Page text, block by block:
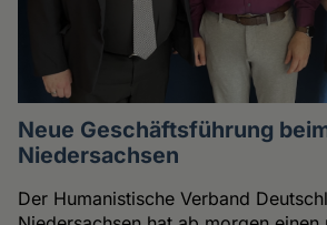
Neue Geschäftsführung
Niedersachsen
Der Humanistische Verband